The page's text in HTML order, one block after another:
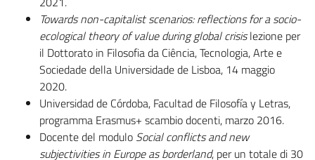
Towards non-capitalist scenarios: reflections for a socio-
ecological theory of value during global crisislezione per
il Dottorato in Filosofia da Ciência, Tecnologia, Arte e
Sociedade della Universidade de Lisboa, 14 maggio
2020.
Universidad de Córdoba, Facultad de Filosofía y Letras,
programma Erasmus+ scambio docenti, marzo 2016.
Docente del modulo Social conflictsand new
subjectivitiesin Europe as borderland, per un totale di 30